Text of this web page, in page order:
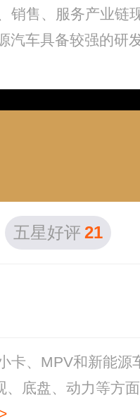
销售、服务产业链
汽车具备较强的研
五星好评 21
卡、MPV和新能源
、底盘、动力等方